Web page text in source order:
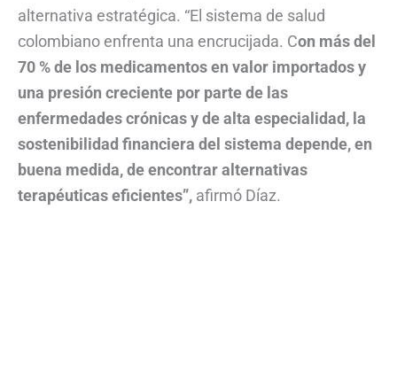
alternativa estratégica. “El sistema de salud
colombiano enfrenta una encrucijada. Con más del
70 % de los medicamentos en valor importados y
una presión creciente por parte de las
enfermedades crónicas y de alta especialidad, la
sostenibilidad financiera del sistema depende, en
buena medida, de encontrar alternativas
terapéuticas eficientes”, afirmó Díaz.